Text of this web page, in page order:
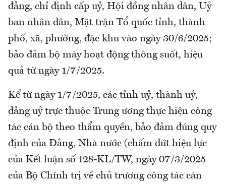
đảng, chỉ định cấp uỷ, Hội đồng nhân dân, Uỷ
ban nhân dân, Mặt trận Tổ quốc tỉnh, thành
phố, xã, phường, đặc khu vào ngày 30/6/2025;
bảo đảm bộ máy hoạt động thông suốt, hiệu
quả từ ngày 1/7/2025.
Kể từ ngày 1/7/2025, các tỉnh uỷ, thành uỷ,
đảng uỷ trực thuộc Trung ương thực hiện công
tác cán bộ theo thẩm quyền, bảo đảm đúng quy
định của Đảng, Nhà nước (chấm dứt hiệu lực
của Kết luận số 128-KL/TW, ngày 07/3/2025
của Bộ Chính trị về chủ trương công tác cán